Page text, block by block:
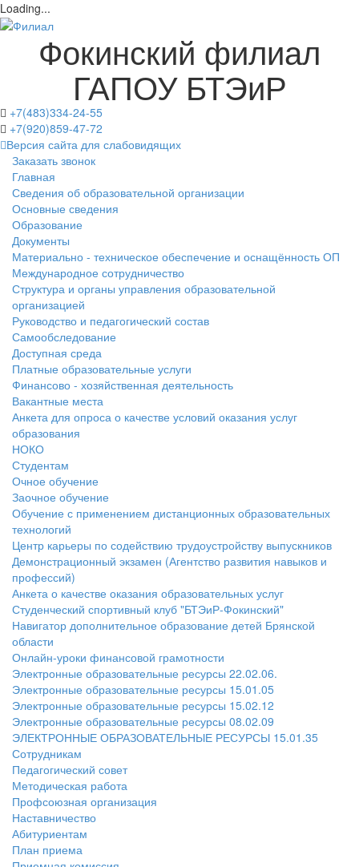
Loading...
Фокинский филиал
ГАПОУ БТЭиР
+7(483)334-24-55
+7(920)859-47-72
Версия сайта для слабовидящих
Заказать звонок
Главная
Сведения об образовательной организации
Основные сведения
Образование
Документы
Материально - техническое обеспечение и оснащённость ОП
Международное сотрудничество
Структура и органы управления образовательной
организацией
Руководство и педагогический состав
Самообследование
Доступная среда
Платные образовательные услуги
Финансово - хозяйственная деятельность
Вакантные места
Анкета для опроса о качестве условий оказания услуг
образования
НОКО
Студентам
Очное обучение
Заочное обучение
Обучение с применением дистанционных образовательных
технологий
Центр карьеры по содействию трудоустройству выпускников
Демонстрационный экзамен (Агентство развития навыков и
профессий)
Анкета о качестве оказания образовательных услуг
Студенческий спортивный клуб "БТЭиР-Фокинский"
Навигатор дополнительное образование детей Брянской
области
Онлайн-уроки финансовой грамотности
Электронные образовательные ресурсы 22.02.06.
Электронные образовательные ресурсы 15.01.05
Электронные образовательные ресурсы 15.02.12
Электронные образовательные ресурсы 08.02.09
ЭЛЕКТРОННЫЕ ОБРАЗОВАТЕЛЬНЫЕ РЕСУРСЫ 15.01.35
Сотрудникам
Педагогический совет
Методическая работа
Профсоюзная организация
Наставничество
Абитуриентам
План приема